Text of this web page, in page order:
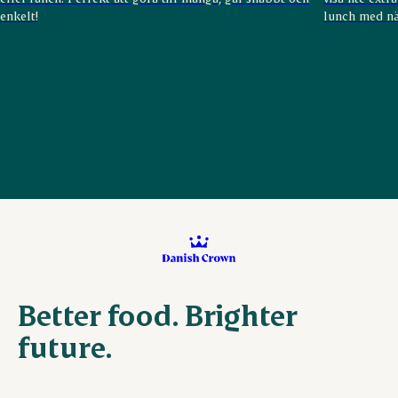
enkelt!
lunch med
Better food. Brighter
future.